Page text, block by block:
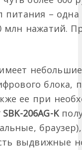
–
нажатий.
блока,
ее при
206AG-K
выдвижные